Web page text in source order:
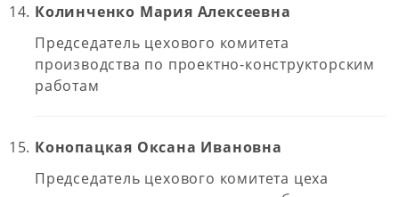
Колинченко Мария Алексеевна
Председатель цехового комитета
производства по проектно-конструкторским
работам
Конопацкая Оксана Ивановна
Председатель цехового комитета цеха